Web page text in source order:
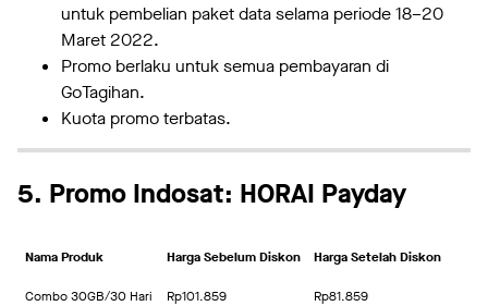
untuk pembelian paket data selama periode 18–20
Maret 2022.
Promo berlaku untuk semua pembayaran di
GoTagihan.
Kuota promo terbatas.
5. Promo Indosat: HORAI Payday
Nama Produk Harga Sebelum Diskon Harga Setelah Diskon
Combo 30GB/30 Hari Rp101.859 Rp81.859